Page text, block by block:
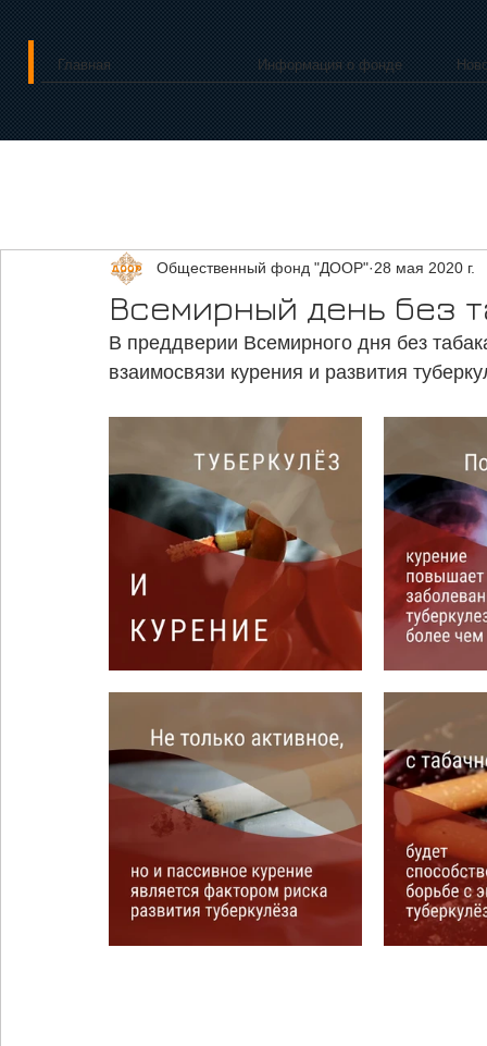
Главная Информация о фонде
Всемирный день без
Общественный фонд "ДООР" 28 мая 2020 г.
В преддверии Всемирного дня без
взаимосвязи курения и развития